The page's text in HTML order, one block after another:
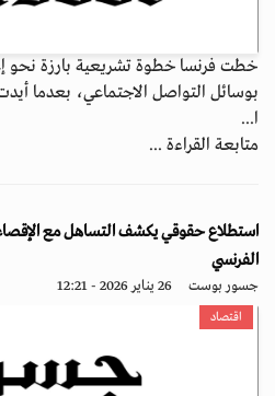
خطت فرنسا خطوة تشريعية بارزة نحو
بوسائل التواصل الاجتماعي، بعدما
ا...
متابعة القراءة ...
استطلاع حقوقي يكشف التساهل مع
الفرنسي
جسور بوست 26 يناير 2026 - 12:21
اقتصاد